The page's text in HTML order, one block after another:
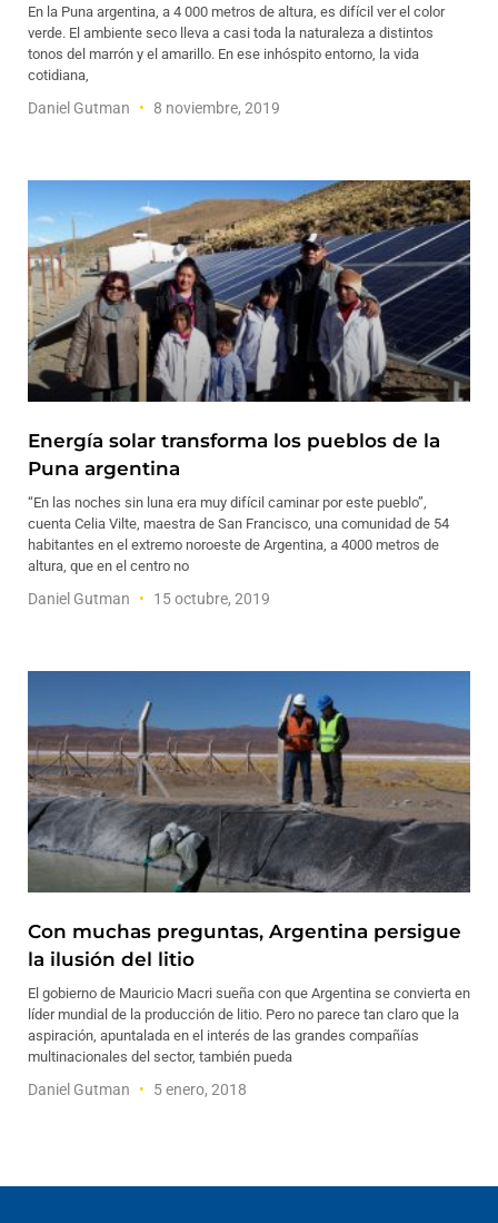
En la Puna argentina, a 4 000 metros de altura, es difícil ver el color
verde. El ambiente seco lleva a casi toda la naturaleza a distintos
tonos del marrón y el amarillo. En ese inhóspito entorno, la vida
cotidiana,
Daniel Gutman 8 noviembre, 2019
Energía solar transforma los pueblos de la
Puna argentina
“En las noches sin luna era muy difícil caminar por este pueblo”,
cuenta Celia Vilte, maestra de San Francisco, una comunidad de 54
habitantes en el extremo noroeste de Argentina, a 4000 metros de
altura, que en el centro no
Daniel Gutman 15 octubre, 2019
Con muchas preguntas, Argentina persigue
la ilusión del litio
El gobierno de Mauricio Macri sueña con que Argentina se convierta en
líder mundial de la producción de litio. Pero no parece tan claro que la
aspiración, apuntalada en el interés de las grandes compañías
multinacionales del sector, también pueda
Daniel Gutman 5 enero, 2018